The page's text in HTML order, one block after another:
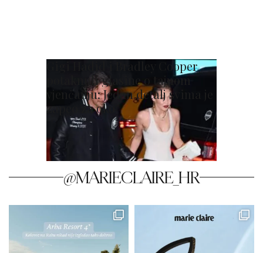
Gigi Hadid i Bradley Cooper
potaknuli glasine o tajnom
vjenčanju: Jedan detalj svima je
zapeo za oko
@MARIECLAIRE_HR